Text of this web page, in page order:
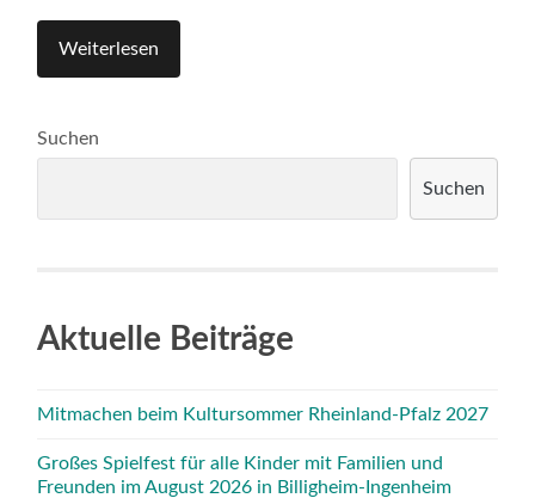
Weiterlesen
Suchen
Suchen
Aktuelle Beiträge
Mitmachen beim Kultursommer Rheinland-Pfalz 2027
Großes Spielfest für alle Kinder mit Familien und
Freunden im August 2026 in Billigheim-Ingenheim